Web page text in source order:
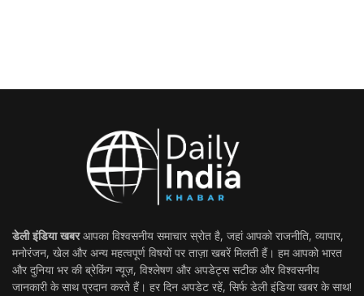
डेली इंडिया खबरआपका विश्वसनीय समाचार स्रोत है, जहां आपको राजनीति, व्यापार,
मनोरंजन, खेल और अन्य महत्वपूर्ण विषयों पर ताज़ा खबरें मिलती हैं। हम आपको भारत
और दुनिया भर की ब्रेकिंग न्यूज़, विश्लेषण और अपडेट्स सटीक और विश्वसनीय
जानकारी के साथ प्रदान करते हैं। हर दिन अपडेट रहें, सिर्फ डेली इंडिया खबर के साथ!